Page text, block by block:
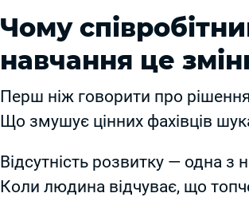
Чому
навчання це
Перш ніж говорити про
Що змушує цінних фахівців
Відсутність розвитку — одна
Коли людина відчуває, що